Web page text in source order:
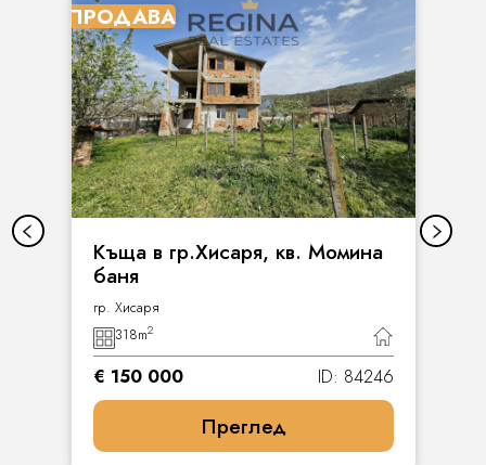
ПРОДАВА
Къща в гр.Хисаря, кв. Момина
баня
гр. Хисаря
318m2
€ 150 000 ID: 84246
Преглед